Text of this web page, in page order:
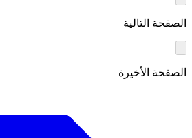
الصفحة التالية
الصفحة الأخيرة